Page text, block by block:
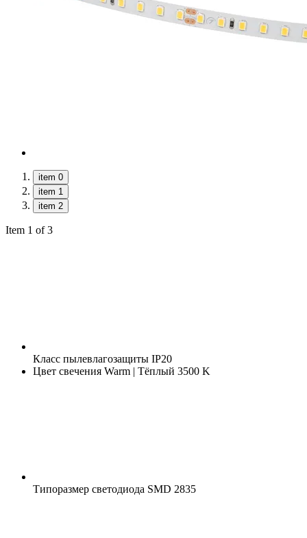
item 0
item 1
item 2
Item 1 of 3
Класс пылевлагозащиты IP20
Цвет свечения Warm | Тёплый 3500 K
Типоразмер светодиода SMD 2835